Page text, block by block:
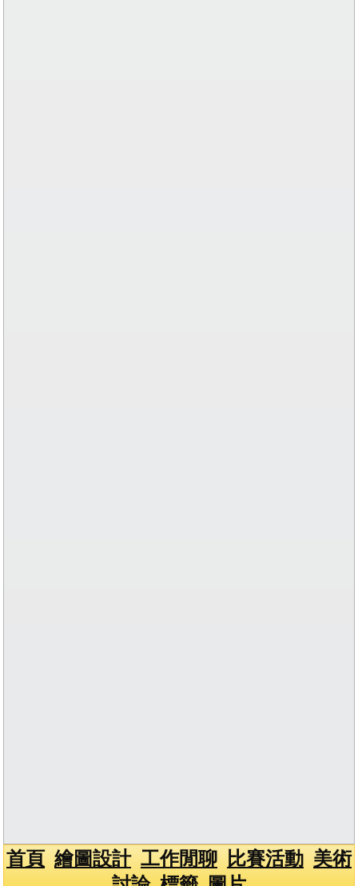
首頁 繪圖設計 工作閒聊 比賽活動 美術